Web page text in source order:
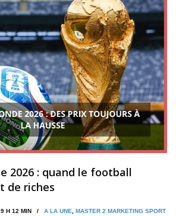
2026 : quand le football
de riches
H 12 MIN / A LA UNE, MASTER 2 MARKETING SPORT